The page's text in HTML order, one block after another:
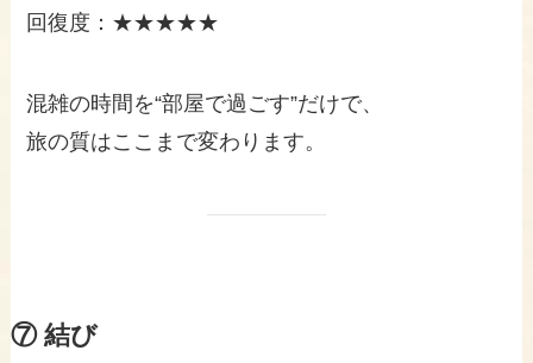
回復度：★★★★★
混雑の時間を“部屋で過ごす”だけで、
旅の質はここまで変わります。
⑦ 結び